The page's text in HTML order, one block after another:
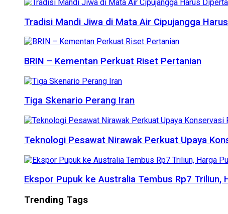
Tradisi Mandi Jiwa di Mata Air Cipujangga
BRIN – Kementan Perkuat Riset Pertanian
Tiga Skenario Perang Iran
Teknologi Pesawat Nirawak Perkuat Upaya
Ekspor Pupuk ke Australia Tembus Rp7 Triliun,
Trending Tags